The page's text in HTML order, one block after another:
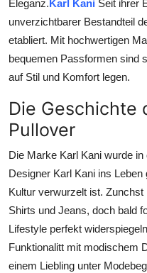
Support Number
Eleganz.Karl Kani Seit ihrer
unverzichtbarer Bestandteil
etabliert. Mit hochwertigen
bequemen Passformen sind
auf Stil und Komfort legen.
Die Geschichte
Pullover
Die Marke Karl Kani wurde
Designer Karl Kani ins
Kultur verwurzelt ist.
Shirts und Jeans, doch bald
Lifestyle perfekt
Funktionalitt mit modischem
einem Liebling unter